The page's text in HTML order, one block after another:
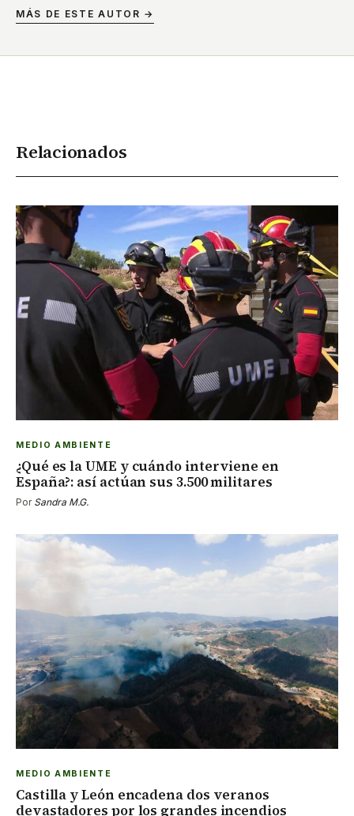
MÁS DE ESTE AUTOR →
Relacionados
MEDIO AMBIENTE
¿Qué es la UME y cuándo interviene en
España?: así actúan sus 3.500 militares
Por Sandra M.G.
MEDIO AMBIENTE
Castilla y León encadena dos veranos
devastadores por los grandes incendios